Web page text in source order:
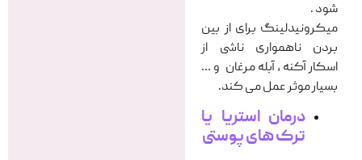
شود .
میکرونیدلینگ برای از بین
بردن ناهمواری ناشی از
اسکار آکنه ، آبله مرغان و …
بسیار موثر عمل می کند.
درمان استریا یا
ترک های پوستی